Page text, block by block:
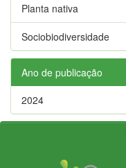
Planta nativa
Sociobiodiversidade
Ano de publicação
2024